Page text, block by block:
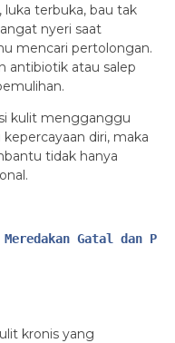
luka terbuka, bau tak
nyeri saat
mencari pertolongan.
antibiotik atau salep
kulit mengganggu
diri, maka
tidak hanya
Gatal dan
kronis yang